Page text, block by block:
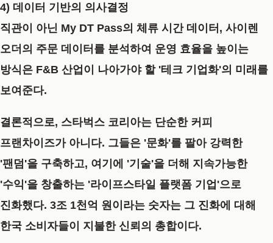
4) 데이터 기반의 의사결정
직관이 아닌 My DT Pass의 체류 시간 데이터, 사이렌
오더의 주문 데이터를 분석하여 운영 효율을 높이는
방식은 F&B 산업이 나아가야 할 '테크 기업화'의 미래를
보여준다.
결론적으로, 스타벅스 코리아는 단순한 커피
프랜차이즈가 아니다. 그들은 '문화'를 팔아 강력한
'팬덤'을 구축하고, 여기에 '기술'을 더해 지속가능한
'수익'을 창출하는 '라이프스타일 플랫폼 기업'으로
진화했다. 3조 1천억 원이라는 숫자는 그 진화에 대해
한국 소비자들이 지불한 신뢰의 총합이다.